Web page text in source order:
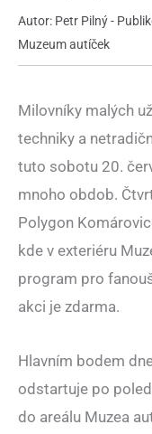
Autor: Petr Pilný -
Muzeum autíček
Milovníky malých
techniky a
tuto sobotu 20.
mnoho obdob.
Polygon
kde v exteriéru
program pro
akci je zdarma.
Hlavním bodem
odstartuje po
do areálu Muzea